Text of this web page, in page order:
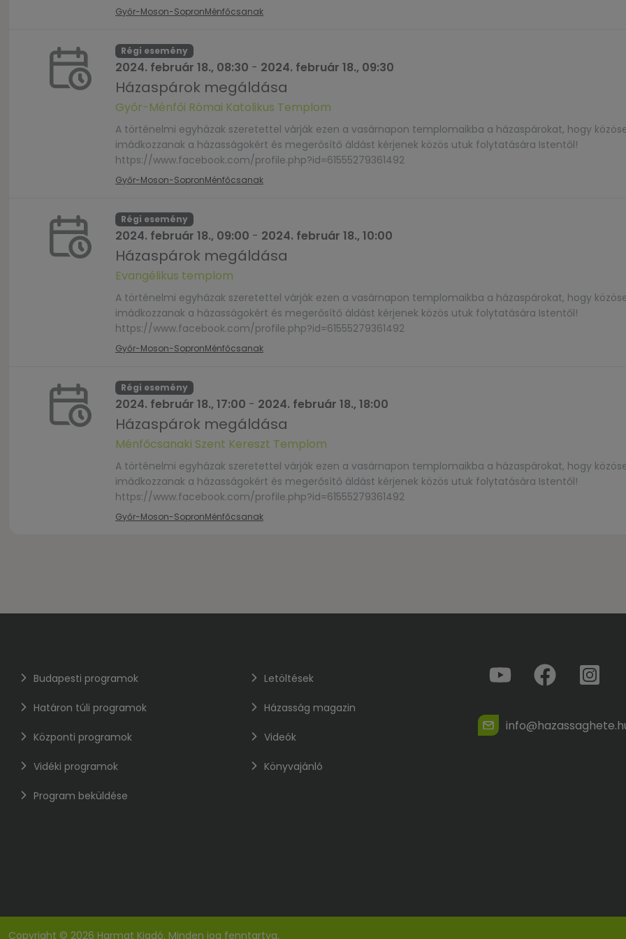
Győr-Moson-SopronMénfőcsanak
Régi esemény
2024. február 18., 08:30 - 2024. február 18., 09:30
Házaspárok megáldása
Győr-Ménfői Római Katolikus Templom
A történelmi egyházak szeretettel várják ezen a vasárnapon templomaikba a házaspárokat, hogy
imádkozzanak a házasságokért és megerősítő áldást kérjenek közös utuk folytatására Istentől!
https://www.facebook.com/profile.php?id=61555279361492
Győr-Moson-SopronMénfőcsanak
Régi esemény
2024. február 18., 09:00 - 2024. február 18., 10:00
Házaspárok megáldása
Evangélikus templom
A történelmi egyházak szeretettel várják ezen a vasárnapon templomaikba a házaspárokat, hogy
imádkozzanak a házasságokért és megerősítő áldást kérjenek közös utuk folytatására Istentől!
https://www.facebook.com/profile.php?id=61555279361492
Győr-Moson-SopronMénfőcsanak
Régi esemény
2024. február 18., 17:00 - 2024. február 18., 18:00
Házaspárok megáldása
Ménfőcsanaki Szent Kereszt Templom
A történelmi egyházak szeretettel várják ezen a vasárnapon templomaikba a házaspárokat, hogy
imádkozzanak a házasságokért és megerősítő áldást kérjenek közös utuk folytatására Istentől!
https://www.facebook.com/profile.php?id=61555279361492
Győr-Moson-SopronMénfőcsanak
Budapesti programok
Határon túli programok
Központi programok
Vidéki programok
Program beküldése
Letöltések
Házasság magazin
Videók
Könyvajánló
Copyright © 2026 Harmat Kiadó. Minden jog fenntartva.